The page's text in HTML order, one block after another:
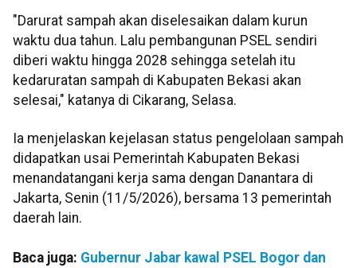
"Darurat sampah akan diselesaikan dalam kurun
waktu dua tahun. Lalu pembangunan PSEL sendiri
diberi waktu hingga 2028 sehingga setelah itu
kedaruratan sampah di Kabupaten Bekasi akan
selesai," katanya di Cikarang, Selasa.
Ia menjelaskan kejelasan status pengelolaan sampah
didapatkan usai Pemerintah Kabupaten Bekasi
menandatangani kerja sama dengan Danantara di
Jakarta, Senin (11/5/2026), bersama 13 pemerintah
daerah lain.
Baca juga: Gubernur Jabar kawal PSEL Bogor dan